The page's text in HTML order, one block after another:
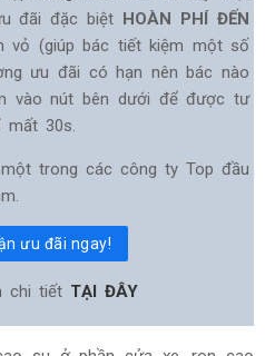
đãi đặc biệt HOÀN PHÍ ĐẾN
vỏ (giúp bác tiết kiệm một số
ưu đãi có hạn nên bác nào
vào nút bên dưới để được tư
mất 30s.
trong các công ty Top đầu
ưu đãi ngay!
chi tiết TẠI ĐÂY